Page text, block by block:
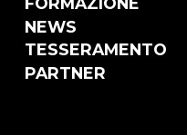
NEWS
TESSERAMENTO
PARTNER